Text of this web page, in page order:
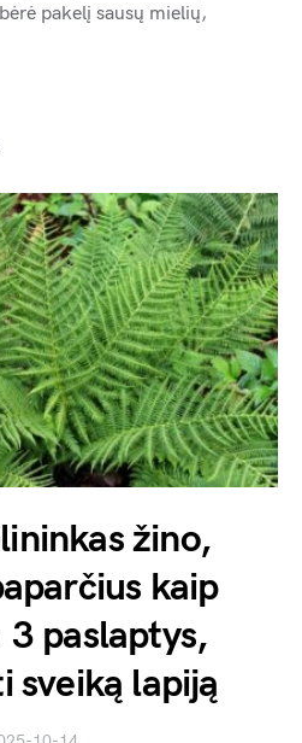
pakelį sausų mielių,
žino,
kaip
3 paslaptys,
sveiką lapiją